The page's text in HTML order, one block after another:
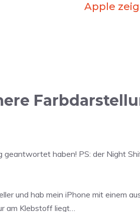
Apple
geantwortet haben! PS: der Night
und hab mein iPhone mit einem
am Klebstoff liegt…